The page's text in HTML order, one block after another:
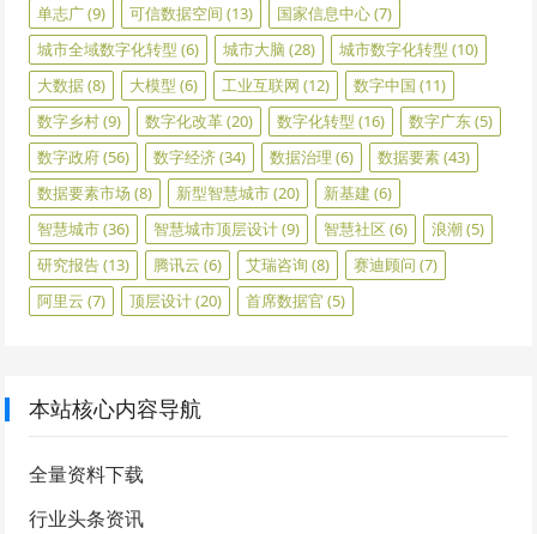
单志广(9) 可信数据空间 (13) 国家信息中心(7)
城市全域数字化转型 (6) 城市大脑 (28) 城市数字化转型 (10)
大数据(8) 大模型 (6) 工业互联网 (12) 数字中国 (11)
数字乡村(9) 数字化改革(20) 数字化转型 (16) 数字广东(5)
数字政府(56) 数字经济(34) 数据治理 (6) 数据要素(43)
数据要素市场 (8) 新型智慧城市(20) 新基建 (6)
智慧城市(36) 智慧城市顶层设计(9) 智慧社区 (6) 浪潮(5)
研究报告(13) 腾讯云 (6) 艾瑞咨询 (8) 赛迪顾问 (7)
阿里云 (7) 顶层设计(20) 首席数据官 (5)
本站核心内容导航
全量资料下载
行业头条资讯